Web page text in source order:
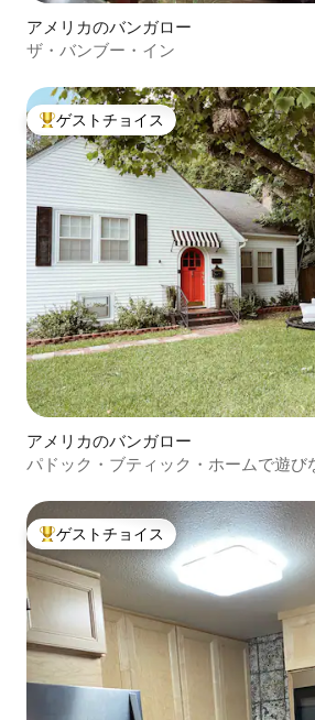
アメリカのバンガロー
ザ・バンブー・イン
大好評のゲストチョイスです。
ゲストチョイス
アメリカのバンガロー
パドック・ブティック・ホームで遊び
大好評のゲストチョイスです。
ゲストチョイス